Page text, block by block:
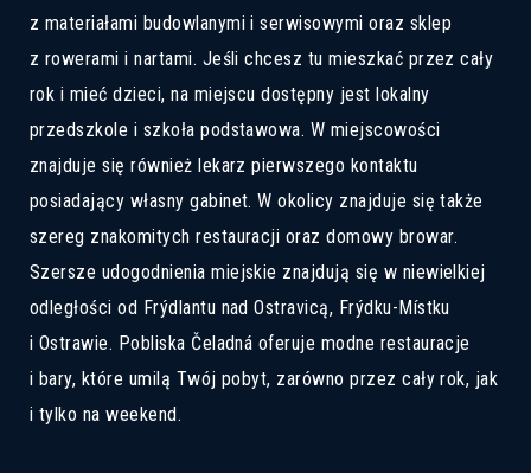
z materiałami budowlanymi i serwisowymi oraz sklep
z rowerami i nartami. Jeśli chcesz tu mieszkać przez cały
rok i mieć dzieci, na miejscu dostępny jest lokalny
przedszkole i szkoła podstawowa. W miejscowości
znajduje się również lekarz pierwszego kontaktu
posiadający własny gabinet. W okolicy znajduje się także
szereg znakomitych restauracji oraz domowy browar.
Szersze udogodnienia miejskie znajdują się w niewielkiej
odległości od Frýdlantu nad Ostravicą, Frýdku-Místku
i Ostrawie. Pobliska Čeladná oferuje modne restauracje
i bary, które umilą Twój pobyt, zarówno przez cały rok, jak
i tylko na weekend.